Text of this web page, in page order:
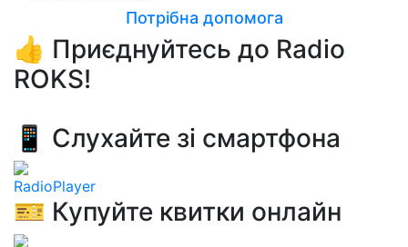
Потрібна допомога
👍 Приєднуйтесь до Radio
ROKS!
📱 Слухайте зі смартфона
RadioPlayer
🎫 Купуйте квитки онлайн